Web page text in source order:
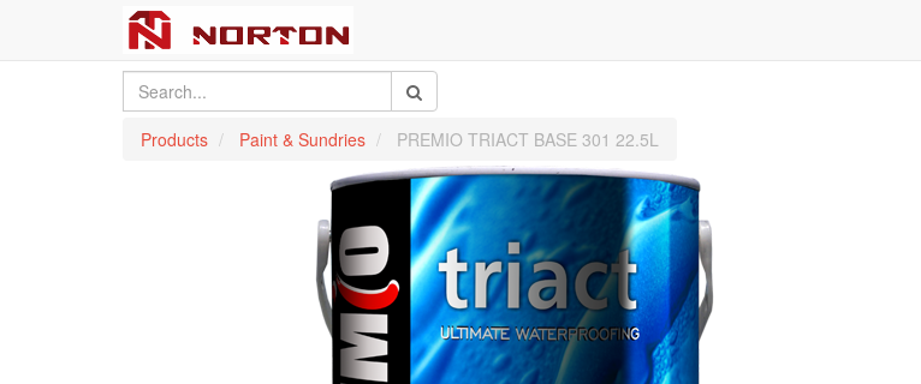
Products Paint & Sundries PREMIO TRIACT BASE 301 22.5L